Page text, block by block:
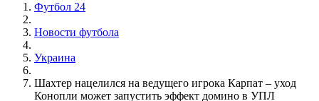
Футбол 24
Новости футбола
Украина
Шахтер нацелился на ведущего игрока Карпат – уход
Конопли может запустить эффект домино в УПЛ